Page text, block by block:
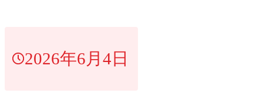
2026年6月4日